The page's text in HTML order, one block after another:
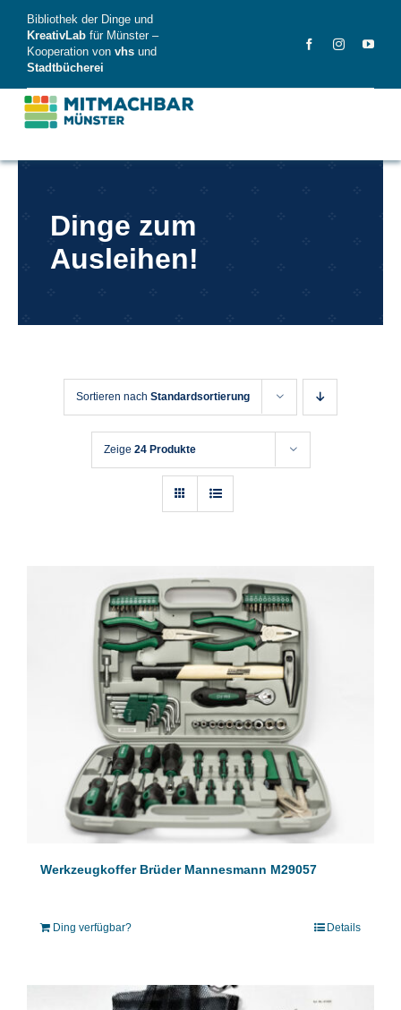
content
Bibliothek der Dinge und
KreativLab für Münster –
Kooperation von vhs und
Stadtbücherei
Dinge
FAQ
Dinge zum
Ausleihen!
Sortieren nach Standardsortierung
Zeige 24 Produkte
Werkzeugkoffer Brüder Mannesmann M29057
Ding verfügbar? Details